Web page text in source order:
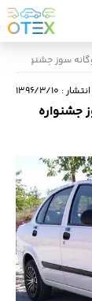
سوز جشنواره
: ۱۳۹۶/۳/۱۰
جشنواره